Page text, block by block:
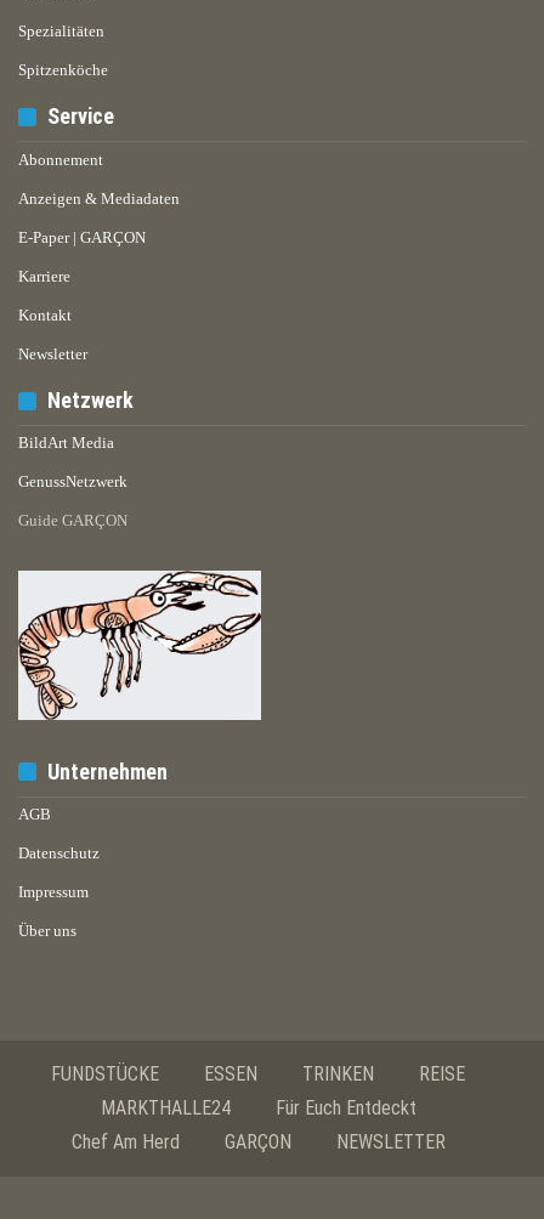
Spezialitäten
Spitzenköche
Service
Abonnement
Anzeigen & Mediadaten
E-Paper | GARÇON
Karriere
Kontakt
Newsletter
Netzwerk
BildArt Media
GenussNetzwerk
Guide GARÇON
Unternehmen
AGB
Datenschutz
Impressum
Über uns
FUNDSTÜCKE ESSEN TRINKEN
REISE
MARKTHALLE24
Für Euch Entdeckt
Chef Am Herd
GARÇON NEWSLETTER